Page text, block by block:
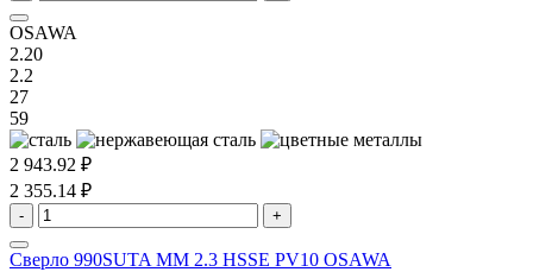
OSAWA
2.20
2.2
27
59
2 943.92 ₽
2 355.14 ₽
- +
Сверло 990SUTA MM 2.3 HSSE PV10 OSAWA